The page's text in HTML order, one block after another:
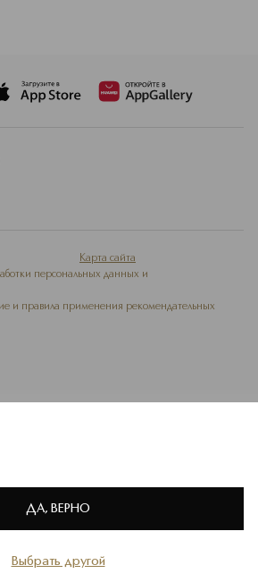
Карта сайта
персональных данных и
и правила применения рекомендательных
Избранное
Выбрать другой
ДА, ВЕРНО